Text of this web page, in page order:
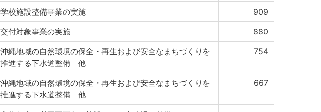
学校施設整備事業の実施 909
交付対象事業の実施 880
沖縄地域の自然環境の保全・再生および安全なまちづくりを
推進する下水道整備 他
754
沖縄地域の自然環境の保全・再生および安全なまちづくりを
推進する下水道整備 他
667